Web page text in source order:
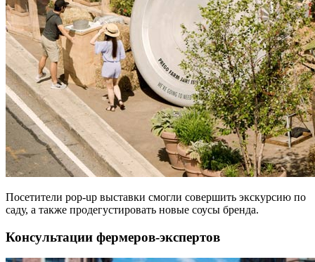
Посетители pop-up выставки смогли совершить экскурсию по
саду, а также продегустировать новые соусы бренда.
Консультации фермеров-экспертов